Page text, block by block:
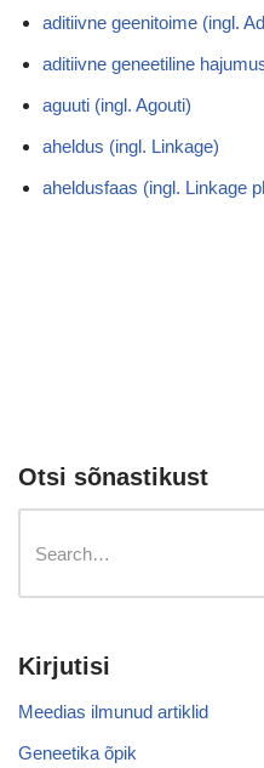
aditiivne geenitoime (ingl.
aditiivne geneetiline
aguuti (ingl. Agouti)
aheldus (ingl. Linkage)
aheldusfaas (ingl. Linkage
Otsi sõnastikust
Kirjutisi
Meedias ilmunud artiklid
Geneetika õpik